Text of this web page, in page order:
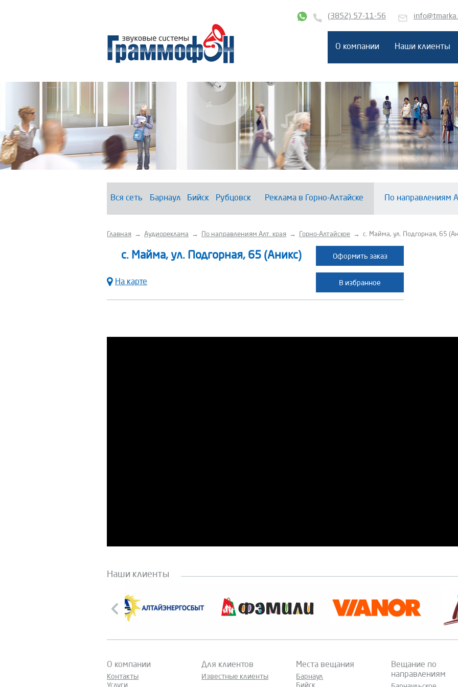
(3852) 57-11-56
О компании Наши клиенты
Вся сеть Барнаул Бийск Рубцовск Реклама в Горно-Алтайске По направлениям
Главная → Аудиореклама → По направлениям Алт. края → Горно-Алтайское → с. Майма, ул. Подгорная, 65
с. Майма, ул. Подгорная, 65 (Аникс)
На карте
Оформить заказ
В избранное
Наши клиенты
О компании
Контакты
Услуги
Для клиентов
Известные клиенты
Места вещания
Барнаул
Бийск
Вещание по
направлениям